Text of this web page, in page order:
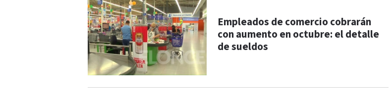
Empleados de comercio cobrarán
con aumento en octubre: el detalle
de sueldos